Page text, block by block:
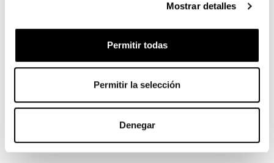
Mostrar detalles
Permitir todas
Permitir la selección
Denegar